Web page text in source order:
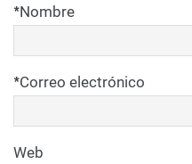
Nombre
*
Correo electrónico
*
Web